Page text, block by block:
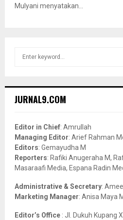
Mulyani menyatakan...
h
o
r
:
JURNAL9.COM
Editor in Chief: Amrullah
Managing Editor: Arief Rahman
Editors: Gemayudha M
Reporters: Rafiki Anugeraha M,
Masaraafi Media, Espana Radin
Administrative & Secretary:
Marketing Manager: Anisa Maya
Editor’s Office : Jl. Dukuh Kupang